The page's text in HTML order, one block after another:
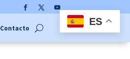
YouTube
Contacto
ES